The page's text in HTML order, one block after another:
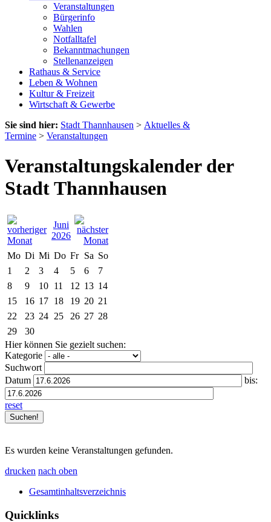
Veranstaltungen
Bürgerinfo
Wahlen
Notfalltafel
Bekanntmachungen
Stellenanzeigen
Rathaus & Service
Leben & Wohnen
Kultur & Freizeit
Wirtschaft & Gewerbe
Sie sind hier: Stadt Thannhausen > Aktuelles &
Termine > Veranstaltungen
Veranstaltungskalender der
Stadt Thannhausen
Juni
2026
Mo Di Mi Do Fr Sa So
1
2 3 4 5 6
7
8
9 10 11 12 13 14
15
16 17 18 19 20 21
22
23 24 25 26 27 28
29
30
Hier können Sie gezielt suchen:
Kategorie
Suchwort
Datum
bis:
reset
Es wurden keine Veranstaltungen gefunden.
drucken nach oben
Gesamtinhaltsverzeichnis
Quicklinks